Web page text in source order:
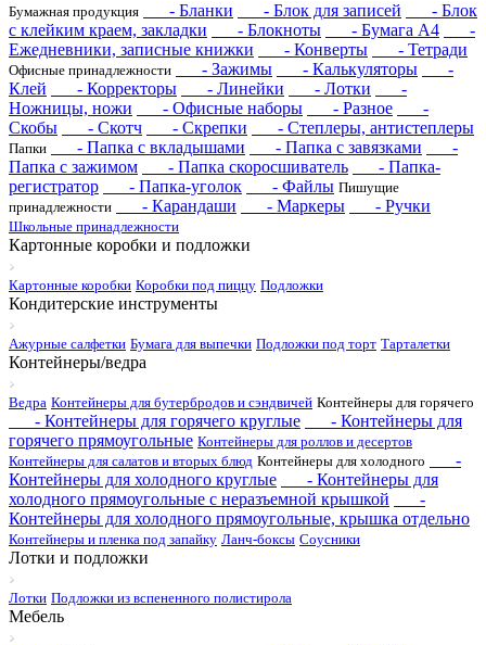
Бумажная продукция - Бланки - Блок для записей
- Блок
с клейким краем, закладки
- Блокноты - Бумага А4
-
Ежедневники, записные книжки
- Конверты - Тетради
Офисные принадлежности - Зажимы - Калькуляторы
-
Клей
- Корректоры - Линейки - Лотки
-
Ножницы, ножи
- Офисные наборы - Разное
-
Скобы
- Скотч - Скрепки - Степлеры, антистеплеры
Папки - Папка с вкладышами - Папка с завязками
-
Папка с зажимом
- Папка скоросшиватель
- Папка-
регистратор
- Папка-уголок - Файлы Пишущие
принадлежности
- Карандаши - Маркеры - Ручки
Школьные принадлежности
Картонные коробки и подложки
Картонные коробки Коробки под пиццу Подложки
Кондитерские инструменты
Ажурные салфетки Бумага для выпечки Подложки под торт Тарталетки
Контейнеры/ведра
Ведра Контейнеры для бутербродов и сэндвичей Контейнеры для горячего
- Контейнеры для горячего круглые
- Контейнеры для
горячего прямоугольные Контейнеры для роллов и десертов
Контейнеры для салатов и вторых блюд Контейнеры для холодного
-
Контейнеры для холодного круглые
- Контейнеры для
холодного прямоугольные с неразъемной крышкой
-
Контейнеры для холодного прямоугольные, крышка отдельно
Контейнеры и пленка под запайку Ланч-боксы Соусники
Лотки и подложки
Лотки Подложки из вспененного полистирола
Мебель